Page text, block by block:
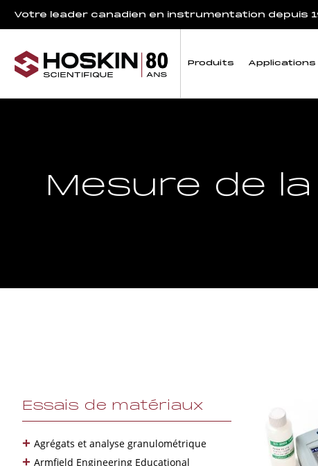
Votre leader canadien en instrumentation depuis
Produits Applications
Mesure de
Essais de matériaux
+ Agrégats et analyse granulométrique
+ Armfield Engineering Educational